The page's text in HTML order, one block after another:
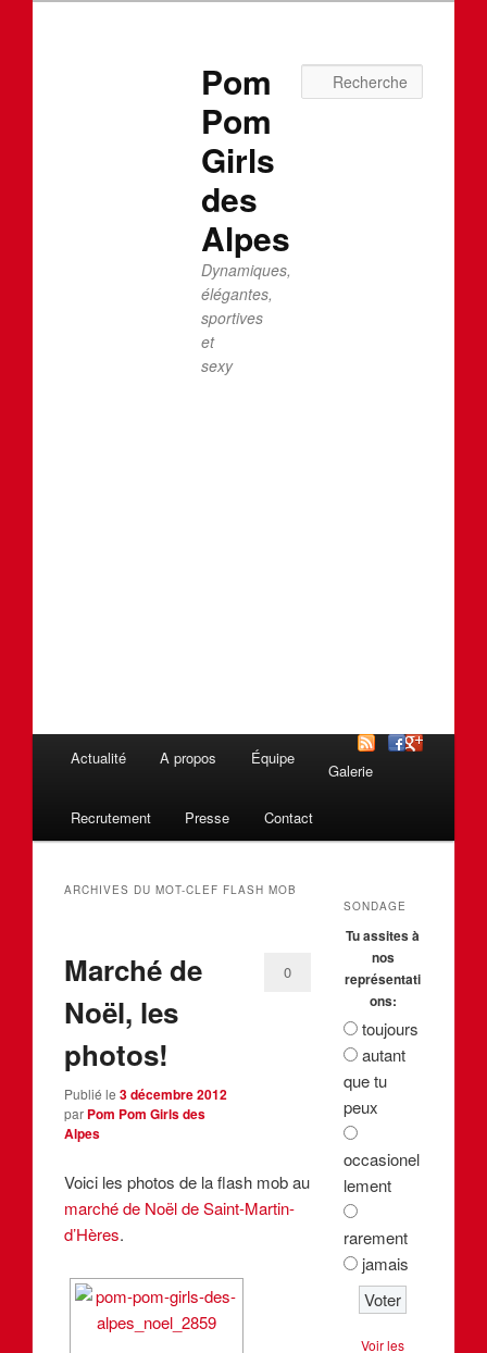
Pom
Pom
Girls
des
Alpes
Dynamiques,
élégantes,
sportives
et
sexy
Aller
au
Aller
au
Actualité A propos Équipe
Galerie
Recrutement Presse Contact
ARCHIVES DU MOT-CLEF FLASH MOB
Marché de
Noël, les
photos!
Publié le 3 décembre 2012
par Pom Pom Girls des
Alpes
0
Voici les photos de la flash mob au
marché de Noël de Saint-Martin-
d’Hères.
SONDAGE
Tu assites à
nos
représentati
ons:
toujours
autant
que tu
peux
occasionel
lement
rarement
jamais
Voir les